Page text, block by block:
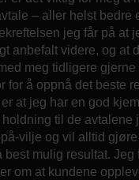
– aller helst bedre
jeg får på at
anbefalt videre, og at
meg tidligere
for å oppnå det beste
at jeg har en god
til de avtalene
vilje og vil alltid
best mulig resultat. Jeg
om at kundene